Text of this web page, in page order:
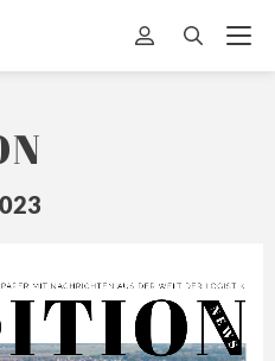
PAPER MIT NACHRICHTEN A US DER WELT DER L OGISTIK
N E
W S